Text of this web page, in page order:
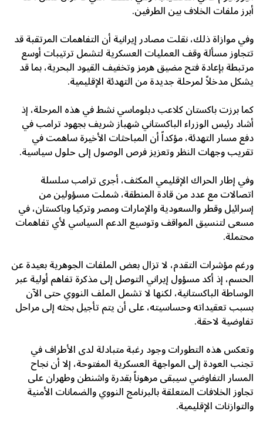
أبرز ملفات الخلاف بين الطرفين.
وفي موازاة ذلك، نقلت مصادر إيرانية أن التفاهمات المرتقبة قد
تتجاوز مسألة وقف العمليات العسكرية لتشمل ترتيبات أوسع
مرتبطة بإعادة فتح مضيق هرمز وتخفيف القيود البحرية، بما قد
يشكل مدخلاً لمرحلة جديدة من التهدئة الإقليمية.
كما برزت باكستان كلاعب دبلوماسي نشط في هذه المرحلة، إذ
أشاد رئيس الوزراء الباكستاني شهباز شريف بجهود ترامب في
دفع مسار التهدئة، مؤكداً أن المباحثات الأخيرة ساهمت في
تقريب وجهات النظر وتعزيز فرص الوصول إلى حلول سياسية.
وفي إطار الحراك الإقليمي المكثف، أجرى ترامب سلسلة
اتصالات مع عدد من قادة المنطقة، شملت مسؤولين من
إسرائيل وقطر والسعودية والإمارات ومصر وتركيا وباكستان، في
مسعى لتنسيق المواقف وتوسيع الدعم السياسي لأي تفاهمات
محتملة.
ورغم مؤشرات التقدم، لا تزال بعض الملفات الجوهرية بعيدة عن
الحسم، إذ أكد مسؤول إيراني التوصل إلى مذكرة تفاهم أولية عبر
الوساطة الباكستانية، لكنها لا تشمل الملف النووي حتى الآن
بسبب تعقيداته وحساسيته، على أن يتم تأجيل بحثه إلى مراحل
تفاوضية لاحقة.
وتعكس هذه التطورات وجود رغبة متبادلة لدى الأطراف في
تجنب العودة إلى المواجهة العسكرية المفتوحة، إلا أن نجاح
المسار التفاوضي سيبقى مرهوناً بقدرة واشنطن وطهران على
تجاوز الخلافات المتعلقة بالبرنامج النووي والضمانات الأمنية
والتوازنات الإقليمية.